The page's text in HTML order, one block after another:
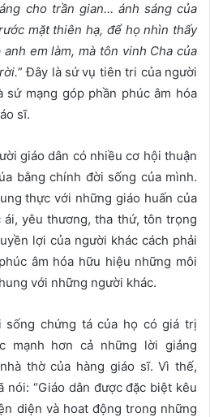
cho trần gian… ánh sáng của
mặt thiên hạ, để họ nhìn thấy
em làm, mà tôn vinh Cha của
” Đây là sứ vụ tiên tri của người
mạng góp phần phúc âm hóa
sĩ.
giáo dân có nhiều cơ hội thuận
bằng chính đời sống của mình.
thực với những giáo huấn của
ái, yêu thương, tha thứ, tôn trọng
lợi của người khác cách phải
âm hóa hữu hiệu những môi
với những người khác.
sống chứng tá của họ có giá trị
mạnh hơn cả những lời giảng
thờ của hàng giáo sĩ. Vì thế,
nói: “Giáo dân được đặc biệt kêu
diện và hoat động trong những